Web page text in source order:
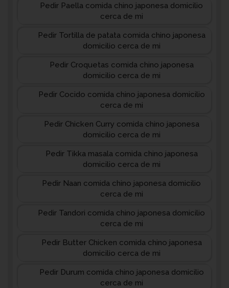
Pedir Paella comida chino japonesa domicilio
cerca de mi
Pedir Tortilla de patata comida chino japonesa
domicilio cerca de mi
Pedir Croquetas comida chino japonesa
domicilio cerca de mi
Pedir Cocido comida chino japonesa domicilio
cerca de mi
Pedir Chicken Curry comida chino japonesa
domicilio cerca de mi
Pedir Tikka masala comida chino japonesa
domicilio cerca de mi
Pedir Naan comida chino japonesa domicilio
cerca de mi
Pedir Tandori comida chino japonesa domicilio
cerca de mi
Pedir Butter Chicken comida chino japonesa
domicilio cerca de mi
Pedir Durum comida chino japonesa domicilio
cerca de mi